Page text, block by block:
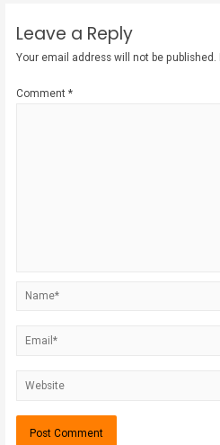
Leave a Reply
Your email address will not be published.
Comment*